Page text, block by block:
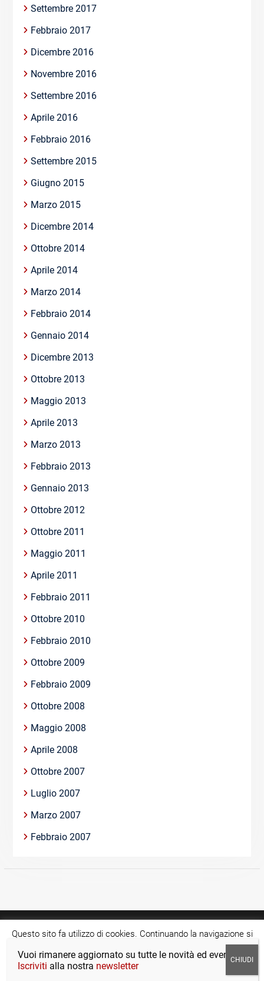
Settembre 2017
Febbraio 2017
Dicembre 2016
Novembre 2016
Settembre 2016
Aprile 2016
Febbraio 2016
Settembre 2015
Giugno 2015
Marzo 2015
Dicembre 2014
Ottobre 2014
Aprile 2014
Marzo 2014
Febbraio 2014
Gennaio 2014
Dicembre 2013
Ottobre 2013
Maggio 2013
Aprile 2013
Marzo 2013
Febbraio 2013
Gennaio 2013
Ottobre 2012
Ottobre 2011
Maggio 2011
Aprile 2011
Febbraio 2011
Ottobre 2010
Febbraio 2010
Ottobre 2009
Febbraio 2009
Ottobre 2008
Maggio 2008
Aprile 2008
Ottobre 2007
Luglio 2007
Marzo 2007
Febbraio 2007
Copyright © >Tutti i diritti riservati.
Questo sito fa utilizzo di cookies. Continuando la navigazione si
acconsente all'utilizzo di tale tecnologia.
Cookie settings
ACCETTA
Vuoi rimanere aggiornato su tutte le novità ed eventi?
Iscriviti alla nostra newsletter